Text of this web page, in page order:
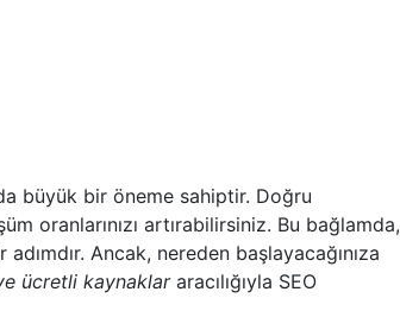
büyük bir öneme sahiptir. Doğru
oranlarınızı artırabilirsiniz. Bu bağlamda,
Ancak, nereden başlayacağınıza
ücretli kaynaklararacılığıyla SEO